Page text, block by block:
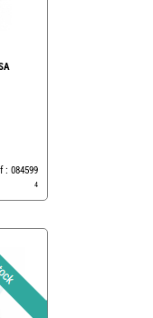
: 084599
4